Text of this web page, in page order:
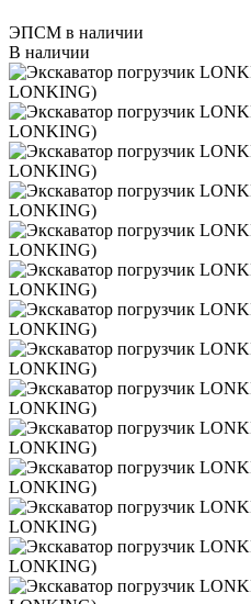
ЭПСМ в наличии
В наличии